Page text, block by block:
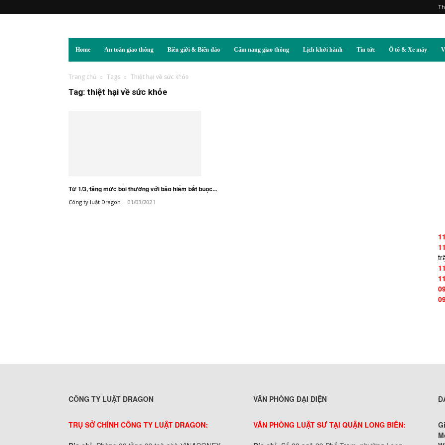
Home An toàn giao thông Biên giới & Biển đảo Cẩm nang giao thông Lịch khởi hành Tin tức Ô tô & Xe máy
Trang chủ Tags Thiệt hại về sức khỏe
Tag: thiệt hại về sức khỏe
Từ 1/3, tăng mức bồi thường với bảo hiểm bắt buộc...
Công ty luật Dragon - 01/03/2021
CÔNG TY LUẬT DRAGON
TRỤ SỞ CHÍNH CÔNG TY LUẬT DRAGON:
VĂN PHÒNG ĐẠI DIỆN
VĂN PHÒNG LUẬT SƯ TẠI QUẬN LONG BIÊN: